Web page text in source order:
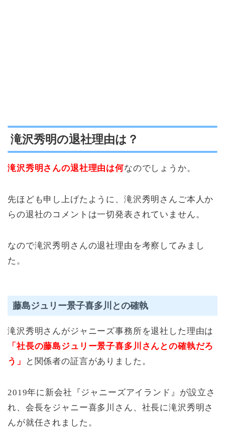
滝沢秀明の退社理由は？
滝沢秀明さんの退社理由は何なのでしょうか。
先ほども申し上げたように、滝沢秀明さんご本人か
らの退社のコメントは一切発表されていません。
なので滝沢秀明さんの退社理由を考察してみまし
た。
藤島ジュリー景子喜多川との確執
滝沢秀明さんがジャニーズ事務所を退社した理由は
「社長の藤島ジュリー景子喜多川さんとの確執だろ
う」
と関係者の証言がありました。
2019年に新会社『ジャニーズアイランド』が設立さ
れ、会長をジャニー喜多川さん、社長に滝沢秀明さ
んが就任されました。